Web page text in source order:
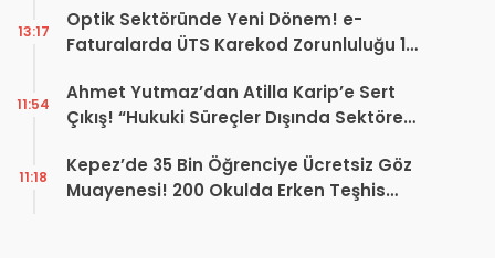
Optik Sektöründe Yeni Dönem! e-
Faturalarda ÜTS Karekod Zorunluluğu 1
13:17
Ahmet Yutmaz’dan Atilla Karip’e Sert
Çıkış! “Hukuki Süreçler Dışında Sektöre
11:54
Kepez’de 35 Bin Öğrenciye Ücretsiz Göz
Muayenesi! 200 Okulda Erken Teşhis
11:18